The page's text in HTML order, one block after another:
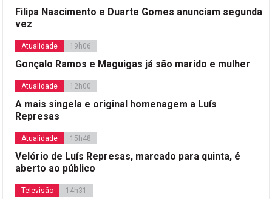
Filipa Nascimento e Duarte Gomes anunciam segunda
vez
Atualidade 19h06
Gonçalo Ramos e Maguigas já são marido e mulher
Atualidade 12h00
A mais singela e original homenagem a Luís
Represas
Atualidade 15h48
Velório de Luís Represas, marcado para quinta, é
aberto ao público
Televisão 14h31